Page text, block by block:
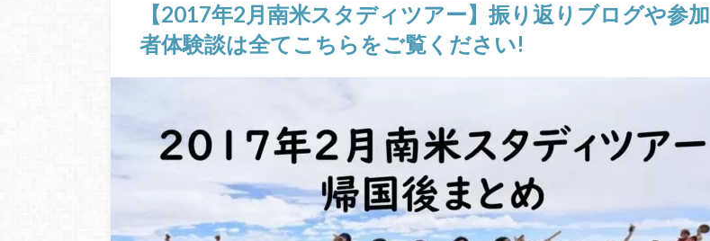
【2017年2月南米スタディツアー】振り返りブログや参加
者体験談は全てこちらをご覧ください!